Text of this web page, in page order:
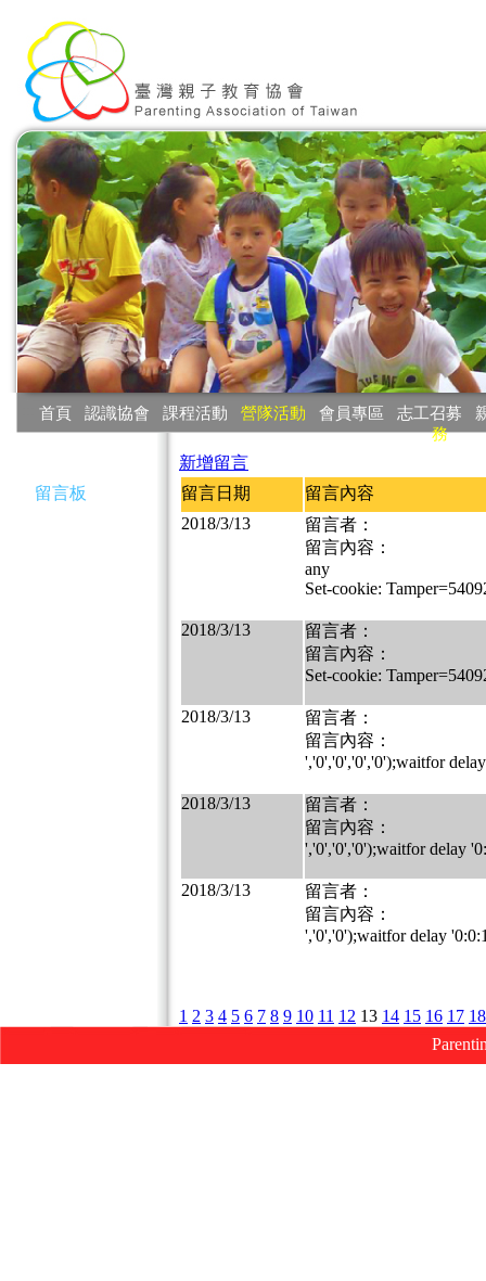
首頁 認識協會 課程活動 營隊活動 會員專區 志工召募
務
留言板
新增留言
留言日期
留言內容
2018/3/13
留言者：
留言內容：
any
Set-cookie:
2018/3/13
留言者：
留言內容：
Set-cookie:
2018/3/13
留言者：
留言內容：
','0','0','0','0');waitfor
2018/3/13
留言者：
留言內容：
','0','0','0');waitfor delay
2018/3/13
留言者：
留言內容：
','0','0');waitfor delay
1 2 3 4 5 6 7 8 9 10 11 12 13 14 15 16 17 18